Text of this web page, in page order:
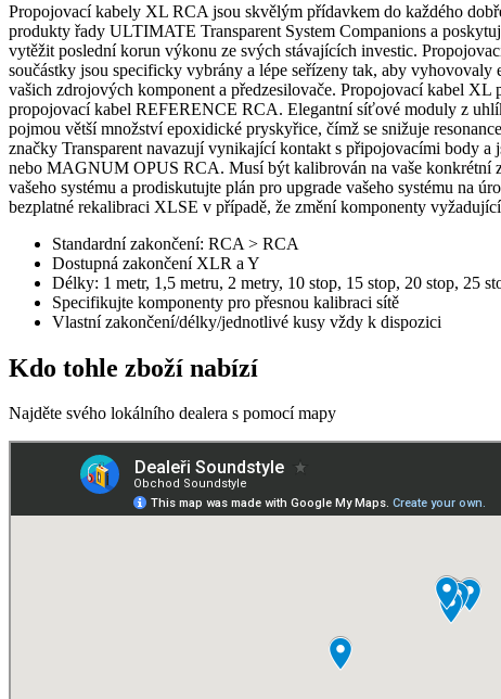
Propojovací kabely XL RCA jsou skvělým přídavkem do každého
produkty řady ULTIMATE Transparent System Companions a
vytěžit poslední korun výkonu ze svých stávajících investic.
součástky jsou specificky vybrány a lépe seřízeny tak, aby
vašich zdrojových komponent a předzesilovače. Propojovací kabel
propojovací kabel REFERENCE RCA. Elegantní síťové moduly z
pojmou větší množství epoxidické pryskyřice, čímž se snižuje
značky Transparent navazují vynikající kontakt s připojovacími body
nebo MAGNUM OPUS RCA. Musí být kalibrován na vaše konkrétní
vašeho systému a prodiskutujte plán pro upgrade vašeho systému na
bezplatné rekalibraci XLSE v případě, že změní komponenty
Standardní zakončení: RCA > RCA
Dostupná zakončení XLR a Y
Délky: 1 metr, 1,5 metru, 2 metry, 10 stop, 15 stop, 20 stop, 25
Specifikujte komponenty pro přesnou kalibraci sítě
Vlastní zakončení/délky/jednotlivé kusy vždy k dispozici
Kdo tohle zboží nabízí
Najděte svého lokálního dealera s pomocí mapy